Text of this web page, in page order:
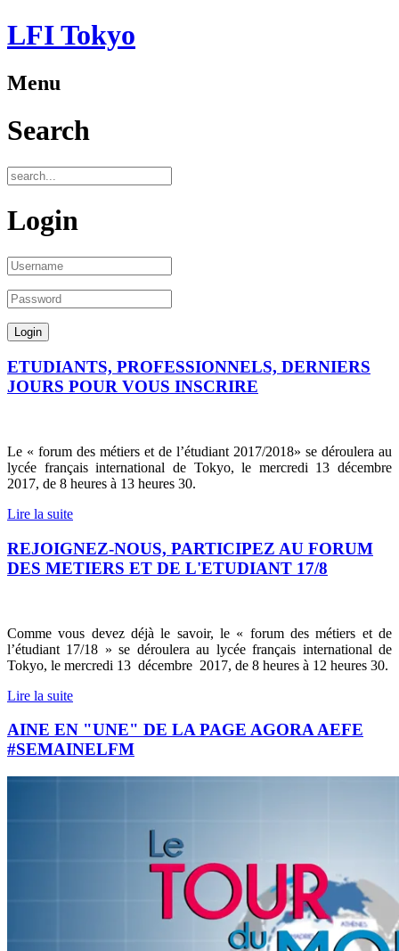
LFI Tokyo
Menu
Search
Login
ETUDIANTS, PROFESSIONNELS, DERNIERS
JOURS POUR VOUS INSCRIRE
Le « forum des métiers et de l’étudiant 2017/2018» se déroulera au
lycée français international de Tokyo, le mercredi 13 décembre
2017, de 8 heures à 13 heures 30.
Lire la suite
REJOIGNEZ-NOUS, PARTICIPEZ AU FORUM
DES METIERS ET DE L'ETUDIANT 17/8
Comme vous devez déjà le savoir, le « forum des métiers et de
l’étudiant 17/18 » se déroulera au lycée français international de
Tokyo, le mercredi 13 décembre 2017, de 8 heures à 12 heures 30.
Lire la suite
AINE EN "UNE" DE LA PAGE AGORA AEFE
#SEMAINELFM